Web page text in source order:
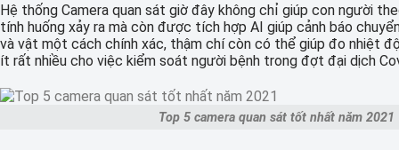
Hệ thống Camera quan sát giờ đây không chỉ giúp con người
tính huống xảy ra mà còn được tích hợp AI giúp cảnh báo
và vật một cách chính xác, thậm chí còn có thể giúp đo nhiệt
ít rất nhiều cho việc kiểm soát người bệnh trong đợt đại dịch
Top 5 camera quan sát tốt nhất năm 2021